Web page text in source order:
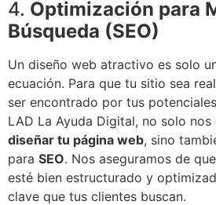
4. Optimización para
Búsqueda (SEO)
Un diseño web atractivo es solo
ecuación. Para que tu sitio sea
ser encontrado por tus
LAD La Ayuda Digital, no solo
diseñar tu página web, sino
para SEO. Nos aseguramos de
esté bien estructurado y
clave que tus clientes buscan.